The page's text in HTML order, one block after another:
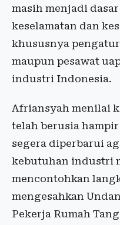
masih menjadi
keselamatan dan
khususnya
maupun pesawat
industri Indonesia.
Afriansyah menilai
telah berusia
segera diperbarui
kebutuhan industri
mencontohkan
mengesahkan
Pekerja Rumah